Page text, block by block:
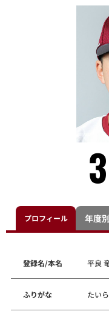
プロフィール 年度
登録名/本名 平良
ふりがな たい